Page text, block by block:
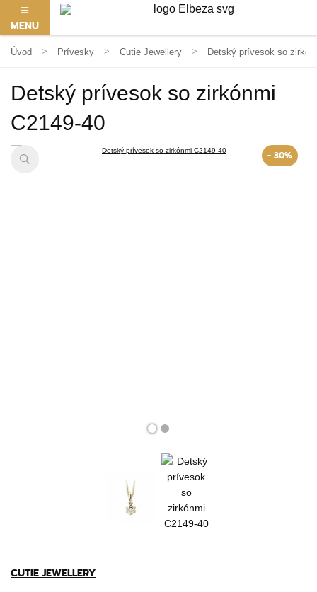
MENU
Úvod Prívesky Cutie Jewellery Detský prívesok so
Detský prívesok so zirkónmi
C2149-40
- 30%
CUTIE JEWELLERY